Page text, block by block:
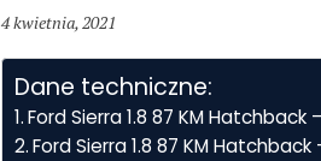
4 kwietnia, 2021
Dane techniczne:
Ford Sierra 1.8 87 KM Hatchback
Ford Sierra 1.8 87 KM